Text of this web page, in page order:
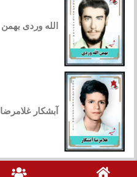
الله وردی بهمن
آبشکار غلامرضا